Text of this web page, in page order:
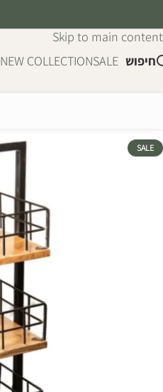
Skip to main content
חיפוש SALE
NEW COLLECTION
SALE